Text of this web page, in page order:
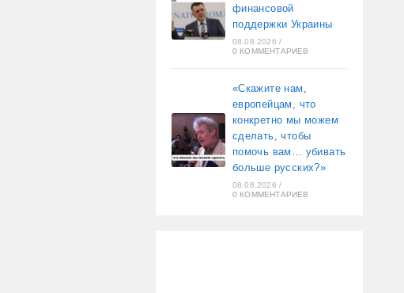
финансовой
поддержки Украины
08.08.2026 /
0 КОММЕНТАРИЕВ
«Скажите нам,
европейцам, что
конкретно мы можем
сделать, чтобы
помочь вам… убивать
больше русских?»
08.08.2026 /
0 КОММЕНТАРИЕВ